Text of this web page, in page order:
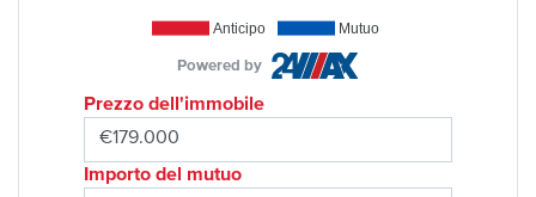
Anticipo Mutuo
Powered by
Prezzo dell'immobile
Importo del mutuo